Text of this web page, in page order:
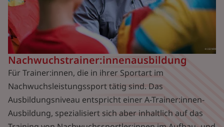
Nachwuchstrainer:innenausbildung
Für Trainer:innen, die in ihrer Sportart im
Nachwuchsleistungssport tätig sind. Das
Ausbildungsniveau entspricht einer A-Trainer:innen-
Ausbildung, spezialisiert sich aber inhaltlich auf das